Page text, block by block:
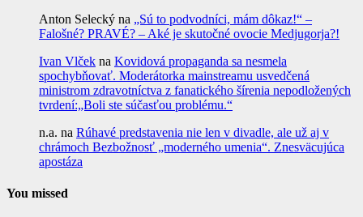
Anton Selecký na „Sú to podvodníci, mám dôkaz!“ –
Falošné? PRAVÉ? – Aké je skutočné ovocie Medjugorja?!
Ivan Vlček na Kovidová propaganda sa nesmela
spochybňovať. Moderátorka mainstreamu usvedčená
ministrom zdravotníctva z fanatického šírenia nepodložených
tvrdení:„Boli ste súčasťou problému.“
n.a. na Rúhavé predstavenia nie len v divadle, ale už aj v
chrámoch Bezbožnosť „moderného umenia“. Znesväcujúca
apostáza
You missed